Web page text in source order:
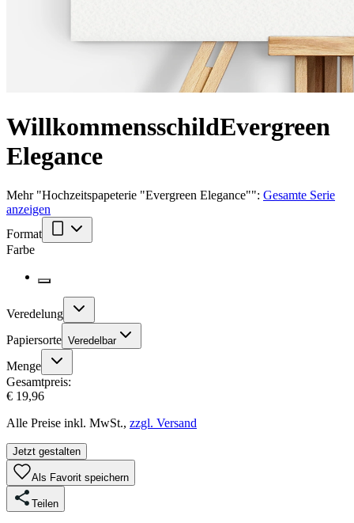
WillkommensschildEvergreen
Elegance
Mehr"Hochzeitspapeterie "Evergreen Elegance"": Gesamte Serie
anzeigen
Format
Farbe
Veredelung
Papiersorte Veredelbar
Menge
Gesamtpreis:
€ 19,96
Alle Preise inkl. MwSt., zzgl. Versand
Jetzt gestalten
Als Favorit speichern
Teilen